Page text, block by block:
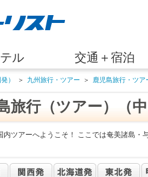
ル 交通＋宿泊
） ＞ 九州旅行・ツアー ＞ 鹿児島旅行・ツア
旅行（ツアー）（
ツアーへようこそ！ ここでは奄美諸島・